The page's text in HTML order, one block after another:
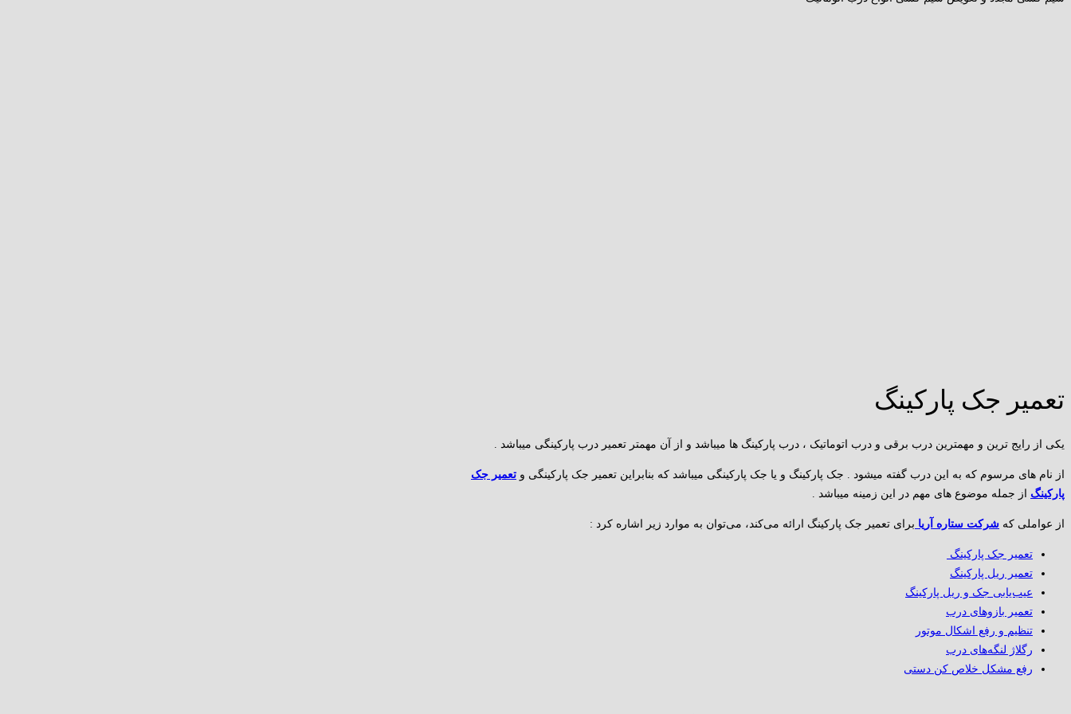
تعمیر جک پارکینگ
یکی از رایج ترین و مهمترین درب برقی و درب اتوماتیک ، درب پارکینگ ها میباشد و از آن مهمتر تعمیر درب پارکینگی میباشد .
از نام های مرسوم که به این درب گفته میشود . جک پارکینگ و یا جک پارکینگی میباشد که بنابراین تعمیر جک پارکینگی و تعمیر جک
پارکینگ از جمله موضوع های مهم در این زمینه میباشد .
از عواملی که شرکت ستاره آریا برای تعمیر جک پارکینگ ارائه می‌کند، می‌توان به موارد زیر اشاره کرد :
تعمیر جک پارکینگ
تعمیر ریل پارکینگ
عیب‌یابی جک و ریل پارکینگ
تعمیر بازوهای درب
تنظیم و رفع اشکال موتور
رگلاژ لنگه‌های درب
رفع مشکل خلاص کن دستی